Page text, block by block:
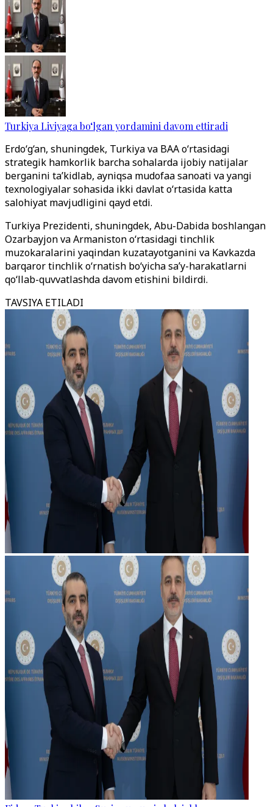
Turkiya Liviyaga bo‘lgan yordamini davom ettiradi
Erdo‘g‘an, shuningdek, Turkiya va BAA o‘rtasidagi
strategik hamkorlik barcha sohalarda ijobiy natijalar
berganini ta’kidlab, ayniqsa mudofaa sanoati va yangi
texnologiyalar sohasida ikki davlat o‘rtasida katta
salohiyat mavjudligini qayd etdi.
Turkiya Prezidenti, shuningdek, Abu-Dabida boshlangan
Ozarbayjon va Armaniston o‘rtasidagi tinchlik
muzokaralarini yaqindan kuzatayotganini va Kavkazda
barqaror tinchlik o‘rnatish bo‘yicha sa’y-harakatlarni
qo‘llab-quvvatlashda davom etishini bildirdi.
TAVSIYA ETILADI